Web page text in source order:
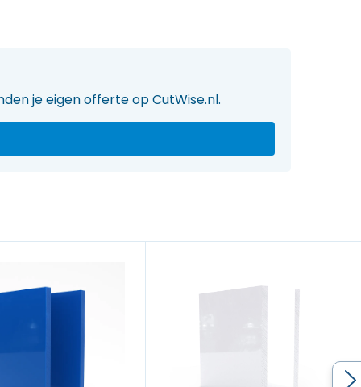
je eigen offerte op CutWise.nl.